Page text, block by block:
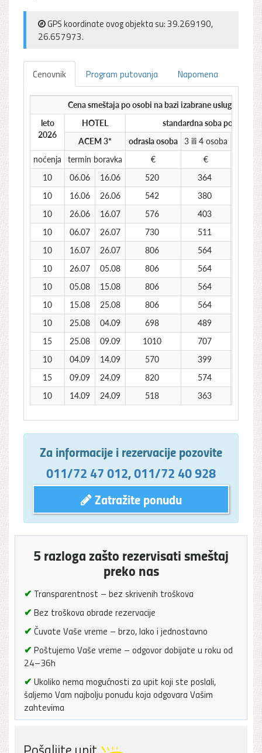
GPS koordinate ovog objekta su: 39.269190,
26.657973.
Cenovnik Program putovanja Napomena
Cena smeštaja po osobi na bazi izabrane usluge u
leto
2026
HOTEL
standardna soba
ACEM 3*
odrasla osoba 3 ili 4 osoba
noćenja
termin boravka €
€
10
06.06 16.06 520 364
10
16.06 26.06 542 380
10
26.06 16.07 576 403
10
06.07 26.07 730 511
10
16.07 26.07 806 564
10
26.07 05.08 806 564
10
05.08 15.08 806 564
10
15.08 25.08 806 564
10
25.08 04.09 698 489
15
25.08 09.09 1010 707
10
04.09 14.09 570 399
15
09.09 24.09 820 574
10
14.09 24.09 518 363
Za informacije i rezervacije pozovite
011/72 47 012,011/72 40 928
Zatražite ponudu
5 razloga zašto rezervisati smeštaj
preko nas
✔ Transparentnost – bez skrivenih troškova
✔ Bez troškova obrade rezervacije
✔ Čuvate Vaše vreme – brzo, lako i jednostavno
✔ Poštujemo Vaše vreme – odgovor dobijate u roku od
24–36h
✔ Ukoliko nema mogućnosti za upit koji ste poslali,
šaljemo Vam najbolju ponudu koja odgovara Vašim
zahtevima
Pošaljite upit